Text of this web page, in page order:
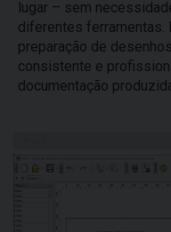
lugar – sem
diferentes ferramentas.
preparação de
consistente e
documentação